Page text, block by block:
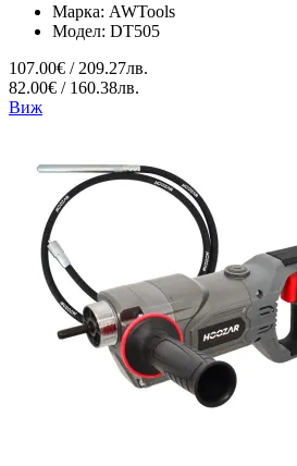
Марка: AWTools
Модел: DT505
107.00€ / 209.27лв.
82.00€ / 160.38лв.
Виж